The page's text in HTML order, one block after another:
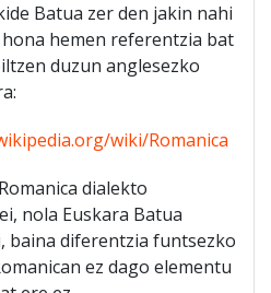
Batua zer den jakin nahi
hona hemen referentzia bat
duzun anglesezko
wiki/Romanica
dialekto
nola Euskara Batua
baina diferentzia funtsezko
ez dago elementu